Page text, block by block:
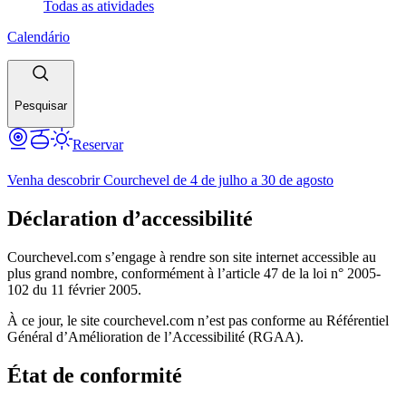
Todas as atividades
Calendário
Pesquisar
Reservar
Venha descobrir Courchevel de 4 de julho a 30 de agosto
Déclaration d’accessibilité
Courchevel.com s’engage à rendre son site internet accessible au
plus grand nombre, conformément à l’article 47 de la loi n° 2005-
102 du 11 février 2005.
À ce jour, le site courchevel.com n’est pas conforme au Référentiel
Général d’Amélioration de l’Accessibilité (RGAA).
État de conformité